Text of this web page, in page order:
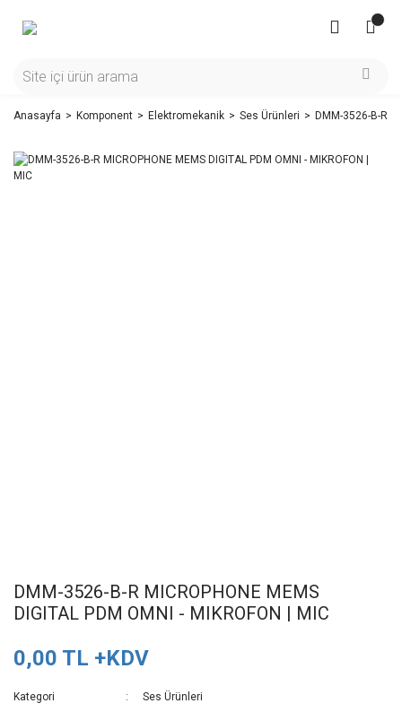
Anasayfa Komponent Elektromekanik Ses Ürünleri DMM-3526-B-R
DMM-3526-B-R MICROPHONE MEMS
DIGITAL PDM OMNI - MIKROFON | MIC
0,00 TL +KDV
Kategori
Ses Ürünleri